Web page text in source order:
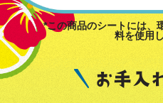
*この商品のシートには、
料を使用